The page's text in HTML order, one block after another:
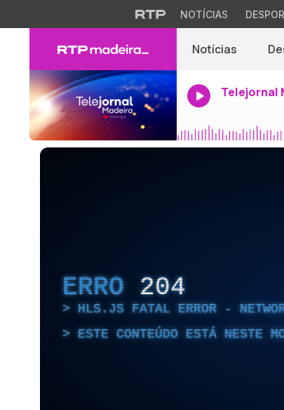
NOTÍCIAS
Notícias
Telejornal
ERRO 204
HLS.JS FATAL ERROR -
ESTE CONTEÚDO ESTÁ NESTE